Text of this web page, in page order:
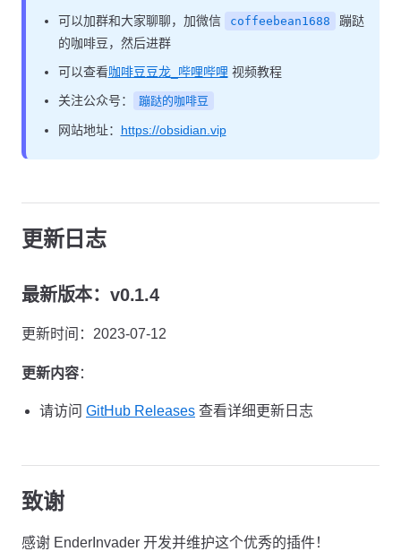
可以加群和大家聊聊，加微信
coffeebean1688
蹦跶
的咖啡豆，然后进群
可以查看咖啡豆豆龙_哔哩哔哩 视频教程
关注公众号：
蹦跶的咖啡豆
网站地址： https://obsidian.vip
更新日志
最新版本：v0.1.4
更新时间：2023-07-12
更新内容：
请访问 GitHub Releases 查看详细更新日志
致谢
感谢 EnderInvader 开发并维护这个优秀的插件！